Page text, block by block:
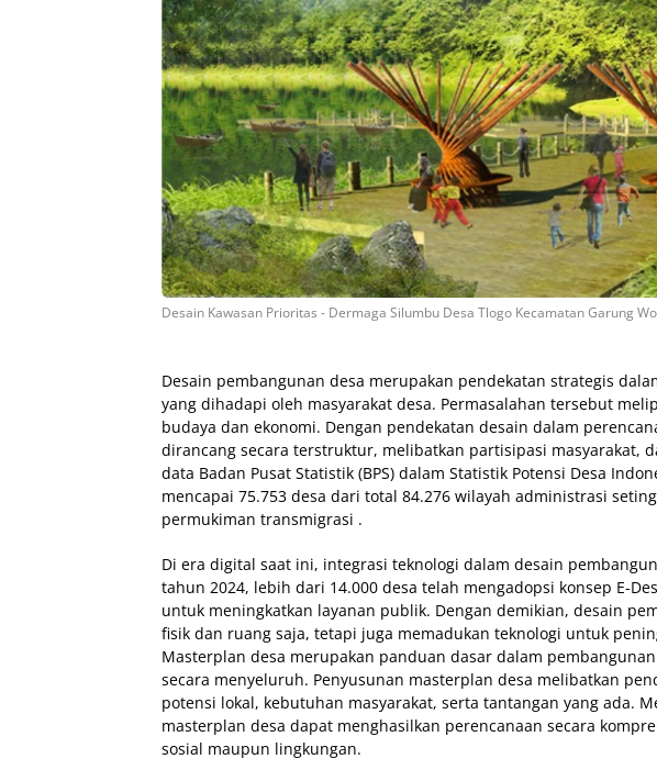
Desain Kawasan Prioritas - Dermaga Silumbu Desa Tlogo Kecamatan Garung
Desain pembangunan desa merupakan pendekatan strategis
yang dihadapi oleh masyarakat desa. Permasalahan tersebut
budaya dan ekonomi. Dengan pendekatan desain dalam
dirancang secara terstruktur, melibatkan partisipasi masyarakat,
data Badan Pusat Statistik (BPS) dalam Statistik Potensi Desa
mencapai 75.753 desa dari total 84.276 wilayah administrasi
permukiman transmigrasi .
Di era digital saat ini, integrasi teknologi dalam desain
tahun 2024, lebih dari 14.000 desa telah mengadopsi konsep E-
untuk meningkatkan layanan publik. Dengan demikian, desain
fisik dan ruang saja, tetapi juga memadukan teknologi untuk
Masterplan desa merupakan panduan dasar dalam
secara menyeluruh. Penyusunan masterplan desa melibatkan
potensi lokal, kebutuhan masyarakat, serta tantangan yang ada.
masterplan desa dapat menghasilkan perencanaan secara
sosial maupun lingkungan.